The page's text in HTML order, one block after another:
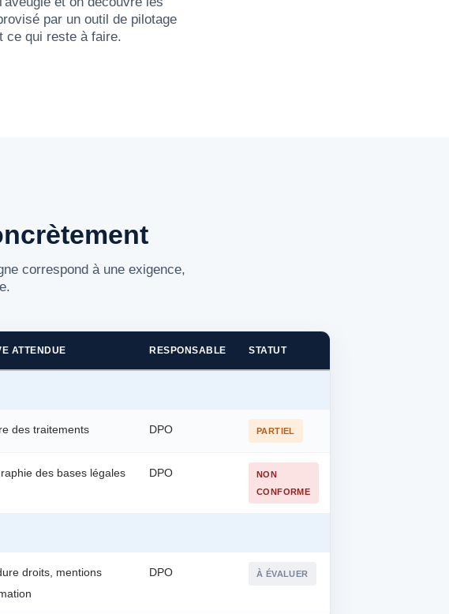
par un outil de pilotage
ce qui reste à faire.
correspond à une exigence,
ATTENDUE RESPONSABLE STATUT
des traitements DPO PARTIEL
des bases légales DPO
NON
CONFORME
droits, mentions
DPO À ÉVALUER